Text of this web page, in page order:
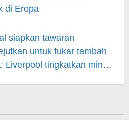
di Eropa
siapkan tawaran
untuk tukar tambah
Liverpool tingkatkan minat